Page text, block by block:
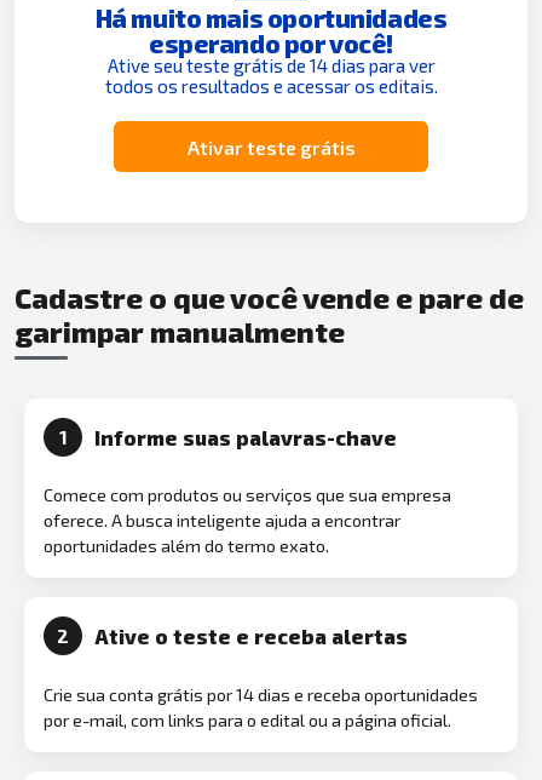
Há muito mais oportunidades
esperando por você!
Ative seu teste grátis de 14 dias para ver
todos os resultados e acessar os editais.
Ativar teste grátis
Cadastre o que você vende e pare de
garimpar manualmente
1 Informe suas palavras-chave
Comece com produtos ou serviços que sua empresa
oferece. A busca inteligente ajuda a encontrar
oportunidades além do termo exato.
2 Ative o teste e receba alertas
Crie sua conta grátis por 14 dias e receba oportunidades
por e-mail, com links para o edital ou a página oficial.